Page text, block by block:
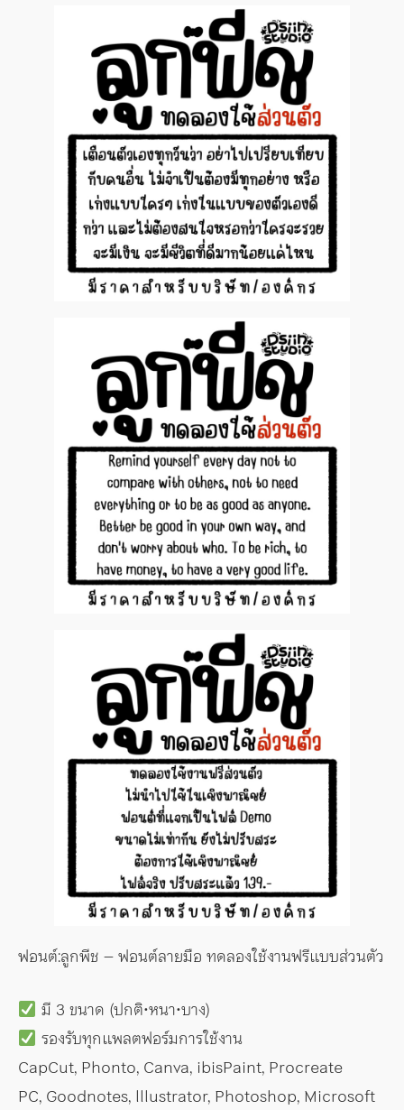
ฟอนต์:ลูกพีช – ฟอนต์ลายมือ ทดลองใช้งานฟรีแบบส่วนตัว
มี 3 ขนาด (ปกติ•หนา•บาง)
รองรับทุกแพลตฟอร์มการใช้งาน
CapCut, Phonto, Canva, ibisPaint, Procreate
PC, Goodnotes, lllustrator, Photoshop, Microsoft